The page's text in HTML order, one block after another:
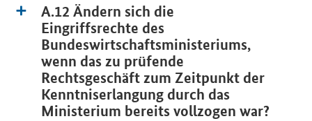
A.12 Ändern sich die
Eingriffsrechte des
Bundeswirtschaftsministeriums,
wenn das zu prüfende
Rechtsgeschäft zum Zeitpunkt der
Kenntniserlangung durch das
Ministerium bereits vollzogen war?